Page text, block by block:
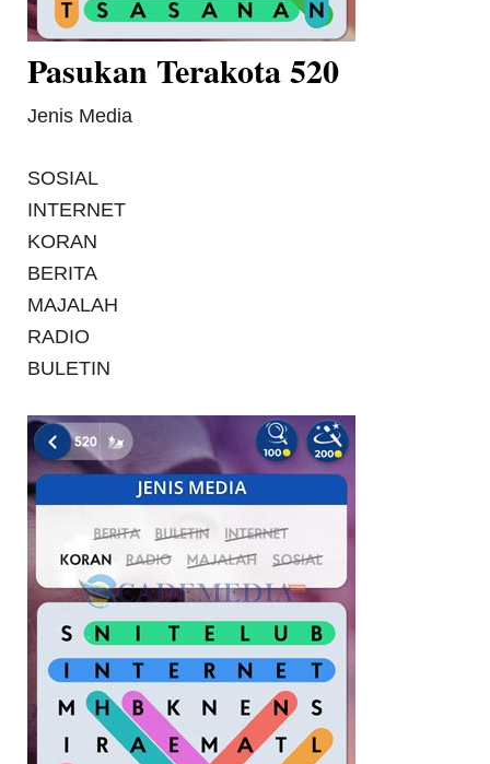
Pasukan Terakota 520
Jenis Media
SOSIAL
INTERNET
KORAN
BERITA
MAJALAH
RADIO
BULETIN